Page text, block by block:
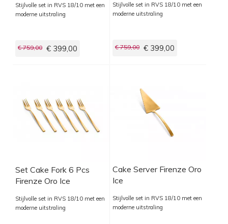
Stijlvolle set in RVS 18/10 met een
moderne uitstraling
€ 759,00 € 399,00
Stijlvolle set in RVS 18/10 met een
moderne uitstraling
€ 759,00 € 399,00
Set Cake Fork 6 Pcs
Firenze Oro Ice
Stijlvolle set in RVS 18/10 met een
moderne uitstraling
Cake Server Firenze Oro
Ice
Stijlvolle set in RVS 18/10 met een
moderne uitstraling